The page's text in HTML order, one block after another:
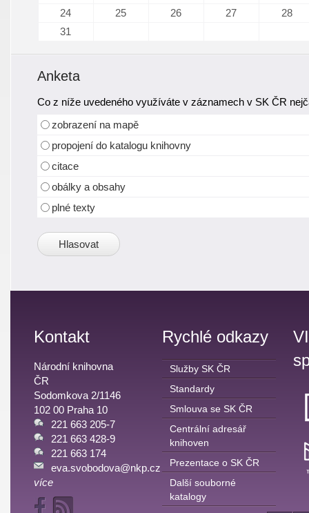
24 25 26 27
28
31
Anketa
Co z níže uvedeného využíváte v záznamech v SK ČR
zobrazení na mapě
propojení do katalogu knihovny
citace
obálky a obsahy
plné texty
Kontakt
Národní knihovna
ČR
Sodomkova 2/1146
102 00 Praha 10
221 663 205-7
221 663 428-9
221 663 174
eva.svobodova@nkp.cz
více
Rychlé odkazy
Služby SK ČR
Standardy
Smlouva se SK ČR
Centrální adresář
knihoven
Prezentace o SK ČR
Další souborné
katalogy